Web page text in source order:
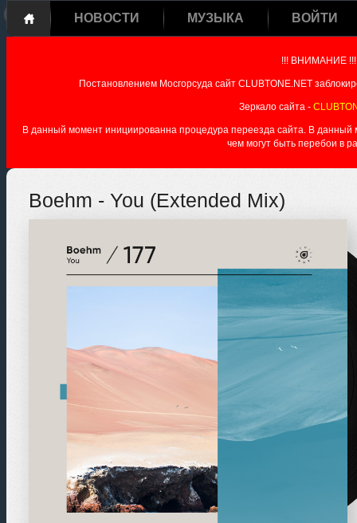
НОВОСТИ МУЗЫКА ВОЙТИ
!!! ВНИМАНИЕ !!!
Постановлением Мосгорсуда сайт CLUBTONE.NET
Зеркало сайта -
В данный момент инициированна процедура переезда сайта. В данный
чем могут быть перебои в
Boehm - You (Extended Mix)